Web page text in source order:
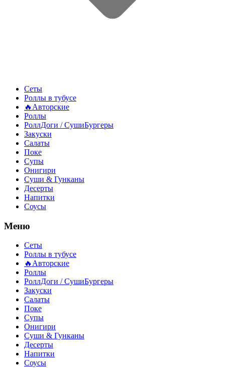
Сеты
Роллы в тубусе
🔥Авторские
Роллы
РоллДоги / СушиБургеры
Закуски
Салаты
Поке
Супы
Онигири
Суши & Гунканы
Десерты
Напитки
Соусы
Меню
Сеты
Роллы в тубусе
🔥Авторские
Роллы
РоллДоги / СушиБургеры
Закуски
Салаты
Поке
Супы
Онигири
Суши & Гунканы
Десерты
Напитки
Соусы